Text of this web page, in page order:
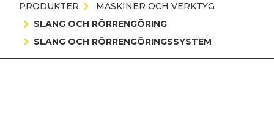
PRODUKTER
MASKINER OCH VERKTYG
SLANG OCH RÖRRENGÖRING
SLANG OCH RÖRRENGÖRINGSSYSTEM